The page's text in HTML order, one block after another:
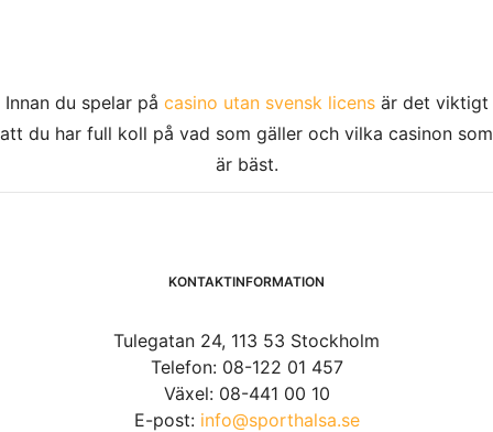
Innan du spelar på casino utan svensk licensär det viktigt
att du har full koll på vad som gäller och vilka casinon som
är bäst.
KONTAKTINFORMATION
Tulegatan 24, 113 53 Stockholm
Telefon: 08-122 01 457
Växel: 08-441 00 10
E-post: info@sporthalsa.se